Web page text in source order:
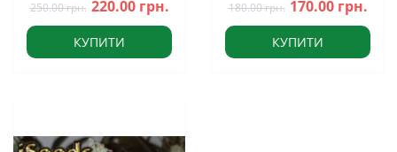
250.00 грн. 220.00 грн.
КУПИТИ
180.00 грн. 170.00 грн.
КУПИТИ